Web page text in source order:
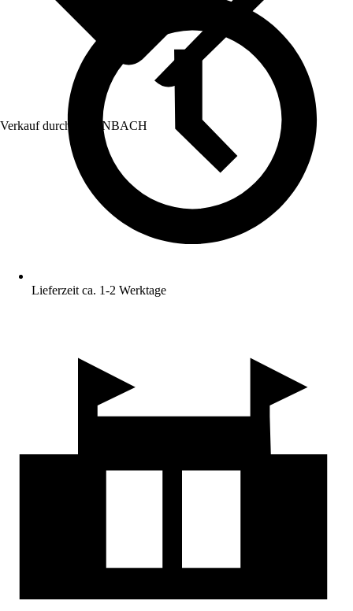
Verkauf durch: HORNBACH
Lieferzeit ca. 1-2 Werktage